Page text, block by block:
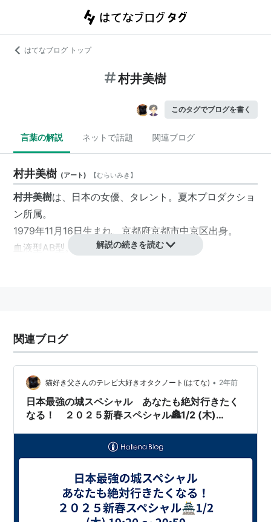
はてなブログ トップ
村井美樹
このタグでブログを書く
言葉の解説 ネットで話題 関連ブログ
村井美樹 (アート) 【むらいみき 】
村井美樹は、日本の女優、タレント。夏木プロダクショ
ン所属。
1979年11月16日生まれ、京都府京都市中京区出身。
血液型AB型。
で女優デビュー。
「鉄子の旅」のゲストで何度か登場する。
特技・趣味
殺陣
着付け
漢字検定1級
博物館学芸員資格
鉄道（乗り鉄・撮り鉄）
解説の続きを読む
関連ブログ
猫好き父さんのテレビ大好きオタクノート(はてな) • 2年前
日本最強の城スペシャル あなたも絶対行きたく
なる！ ２０２５新春スペシャル🏯1/2 (木)